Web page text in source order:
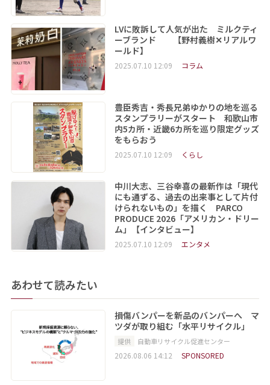
LVに敗訴して人気が出た ミルクティ
ーブランド 【野村義樹✕リアルワ
ールド】
2025.07.10 12:09 コラム
豊臣秀吉・秀長兄弟ゆかりの地を巡る
スタンプラリーがスタート 和歌山市
内5カ所・近畿6カ所を巡り限定グッズ
をもらおう
2025.07.10 12:09 くらし
中川大志、三谷幸喜の最新作は「現代
にも通ずる、過去の出来事として片付
けられないもの」を描く PARCO
PRODUCE 2026「アメリカン・ドリー
ム」【インタビュー】
2025.07.10 12:09 エンタメ
あわせて読みたい
損傷バンパーを新品のバンパーへ マ
ツダが取り組む「水平リサイクル」
提供 自動車リサイクル促進センター
2026.08.06 14:12 SPONSORED